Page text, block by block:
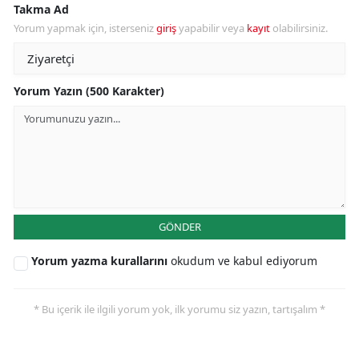
Takma Ad
Yorum yapmak için, istersenizgirişyapabilir veya kayıt olabilirsiniz.
Yorum Yazın (500 Karakter)
GÖNDER
Yorum yazma kurallarını okudum ve kabul ediyorum
* Bu içerik ile ilgili yorum yok, ilk yorumu siz yazın, tartışalım *